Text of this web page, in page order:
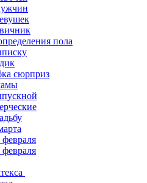
пола
сюрприз